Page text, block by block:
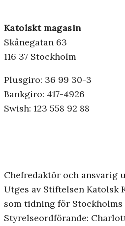
Katolskt magasin
Skånegatan 63
116 37 Stockholm
Plusgiro: 36 99 30-3
Bankgiro: 417-4926
Swish: 123 558 92 88
Chefredaktör och ansvarig
Utges av Stiftelsen Katolsk
som tidning för
Styrelseordförande: